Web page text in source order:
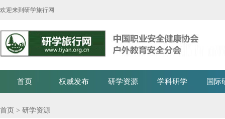
欢迎来到研学旅行网
首页 权威发布 研学资源 学科研学 国际
首页 > 研学资源